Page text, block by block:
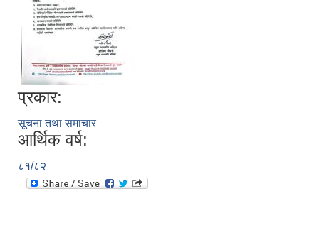
प्रकार:
सूचना तथा समाचार
आर्थिक वर्ष:
८१/८२